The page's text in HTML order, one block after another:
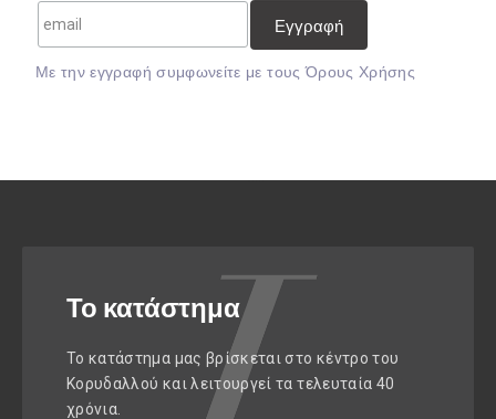
Mε την εγγραφή συμφωνείτε με τουςΌρους Χρήσης
Το κατάστημα
Το κατάστημα μας βρίσκεται στο κέντρο του
Κορυδαλλού και λειτουργεί τα τελευταία 40
χρόνια.